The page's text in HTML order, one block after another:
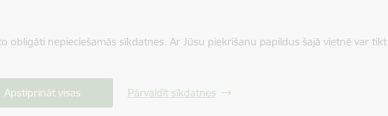
obligāti nepieciešamās sīkdatnes. Ar Jūsu piekrišanu papildus šajā vietnē var
Apstiprināt visas Pārvaldīt sīkdatnes